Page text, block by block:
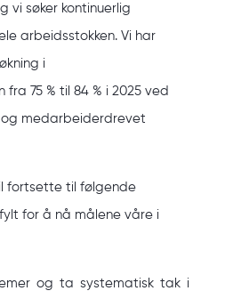
vi søker kontinuerlig
arbeidsstokken. Vi har
i
75 % til 84 % i 2025 ved
medarbeiderdrevet
fortsette til følgende
for å nå målene våre i
og ta systematisk tak i